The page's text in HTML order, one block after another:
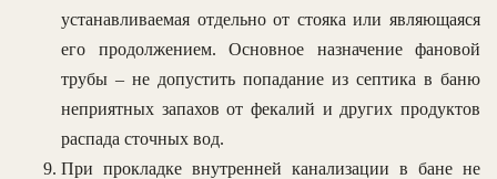
устанавливаемая отдельно от стояка или являющаяся
его продолжением. Основное назначение фановой
трубы – не допустить попадание из септика в баню
неприятных запахов от фекалий и других продуктов
распада сточных вод.
При прокладке внутренней канализации в бане не